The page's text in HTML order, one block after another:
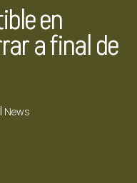
en
a final de
News